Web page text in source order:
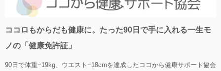
ココロもからだも健康に。たった90日で手に入れる一生モ
ノの「健康免許証」
90日で体重−19kg、ウエスト−18cmを達成したココから健康サポート協会